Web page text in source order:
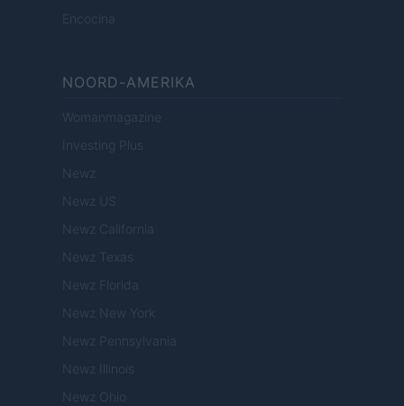
Encocina
NOORD-AMERIKA
Womanmagazine
Investing Plus
Newz
Newz US
Newz California
Newz Texas
Newz Florida
Newz New York
Newz Pennsylvania
Newz Illinois
Newz Ohio